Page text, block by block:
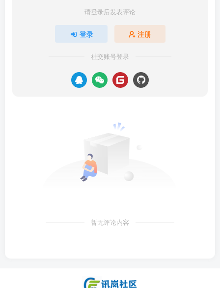
Ⅱ.隐藏服务器真实IP
通过CDN节点中转加速服务，可以有效的隐藏网站服务
于普通的中小企业站点或个人站点可以先使用德迅云安全加
速CDN的立体式防御，隐藏源ip,多个防御节点实现自动防
情况是，服务器不要使用发送邮件功能，因为邮件头会泄漏
（例如sendcloud）发送，这样对外显示的IP是代理的IP地
这也是服务器运维人员最常用的做法。在服务器防火墙
请登录后发表评论
登录 注册
社交账号登录
暂无评论内容